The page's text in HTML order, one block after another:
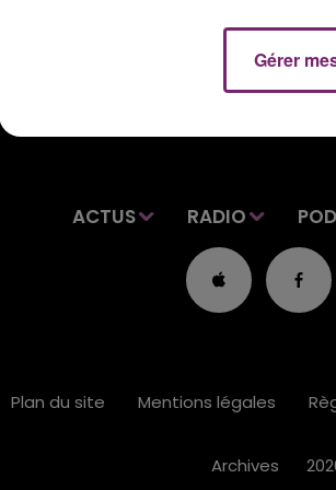
ACTUS RADIO
Plan du site Mentions légales
Archives
Gérer